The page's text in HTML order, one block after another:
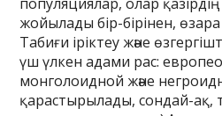
жойылады бір-бірінен, өзара
Табиғи іріктеу және
үш үлкен адами рас:
монголоидной және
қарастырылады, сондай-ақ,